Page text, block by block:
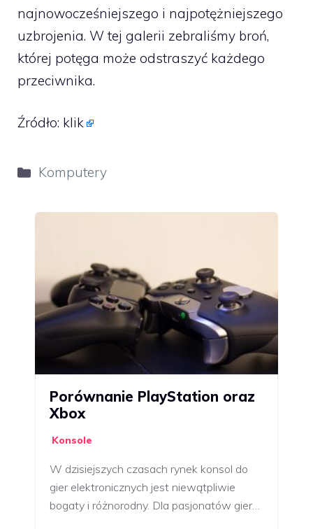
najnowocześniejszego i najpotężniejszego
uzbrojenia. W tej galerii zebraliśmy broń,
której potęga może odstraszyć każdego
przeciwnika.
Źródło: klik
Kategorie
Komputery
Porównanie PlayStation oraz
Xbox
Konsole
W dzisiejszych czasach rynek konsol do
gier elektronicznych jest niewątpliwie
bogaty i różnorodny. Dla pasjonatów gier…